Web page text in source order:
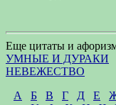
Еще цитаты и
УМНЫЕ И ДУРАКИ
НЕВЕЖЕСТВО
А
Б В Г Д Е